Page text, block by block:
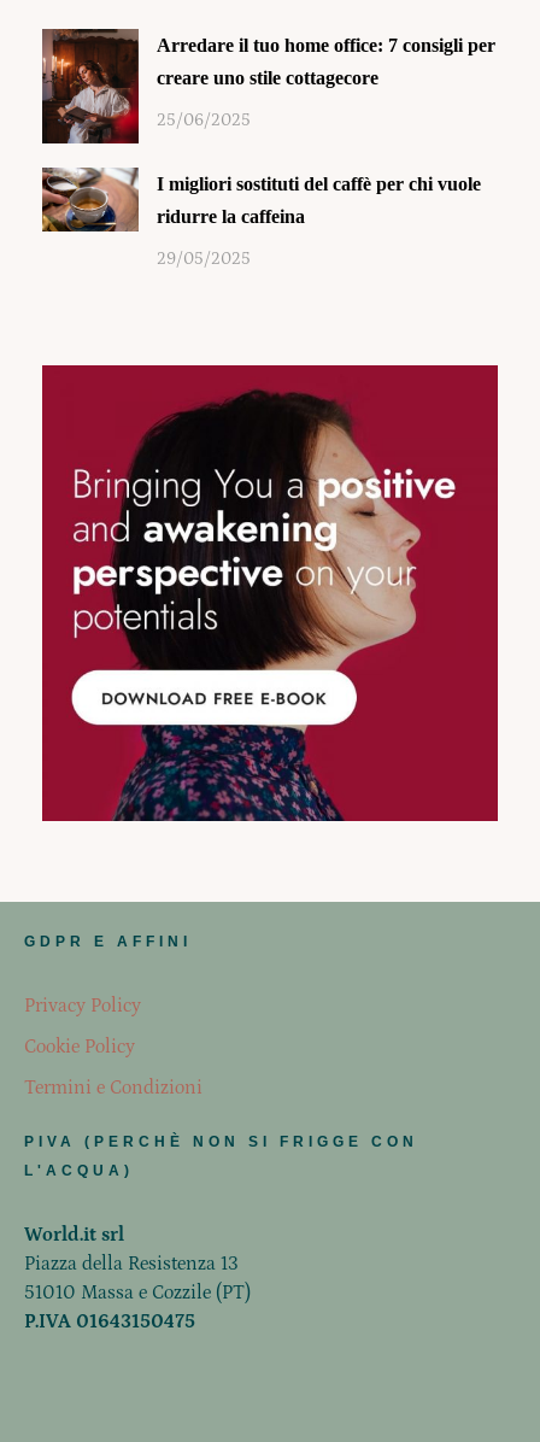
Arredare il tuo home office: 7 consigli per
creare uno stile cottagecore
25/06/2025
I migliori sostituti del caffè per chi vuole
ridurre la caffeina
29/05/2025
GDPR E AFFINI
Privacy Policy
Cookie Policy
Termini e Condizioni
PIVA (PERCHÈ NON SI FRIGGE CON
L'ACQUA)
World.it srl
Piazza della Resistenza 13
51010 Massa e Cozzile (PT)
P.IVA 01643150475